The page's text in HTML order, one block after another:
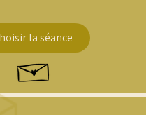
la séance